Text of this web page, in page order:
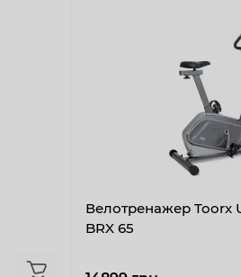
Велотренажер Toorx
BRX 65